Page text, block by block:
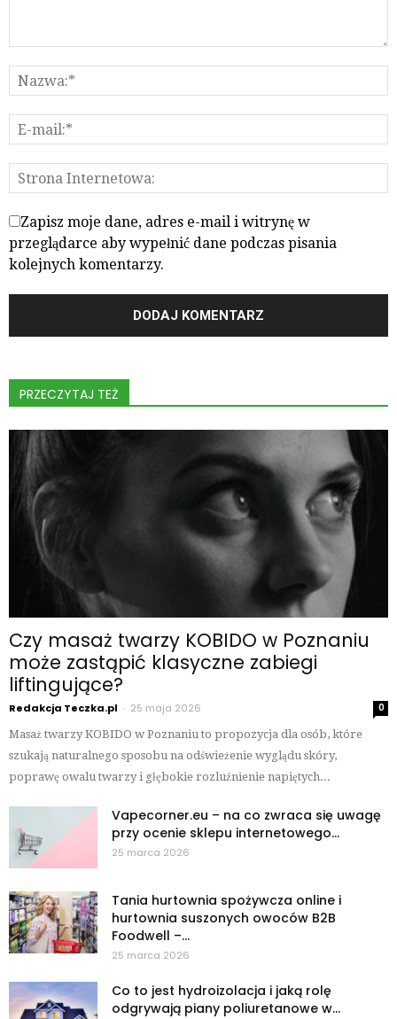
Zapisz moje dane, adres e-mail i witrynę w
przeglądarce aby wypełnić dane podczas pisania
kolejnych komentarzy.
PRZECZYTAJ TEŻ
Czy masaż twarzy KOBIDO w Poznaniu
może zastąpić klasyczne zabiegi
liftingujące?
Redakcja Teczka.pl - 25 maja 2026
0
Masaż twarzy KOBIDO w Poznaniu to propozycja dla osób, które
szukają naturalnego sposobu na odświeżenie wyglądu skóry,
poprawę owalu twarzy i głębokie rozluźnienie napiętych...
Vapecorner.eu – na co zwraca się uwagę
przy ocenie sklepu internetowego...
25 marca 2026
Tania hurtownia spożywcza online i
hurtownia suszonych owoców B2B
Foodwell –...
25 marca 2026
Co to jest hydroizolacja i jaką rolę
odgrywają piany poliuretanowe w...